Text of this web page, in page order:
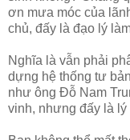
ơn mưa móc của
chủ, đấy là đạo lý
Nghĩa là vẫn phải
dựng hệ thống tư
như ông Đỗ Nam
vinh, nhưng đấy là